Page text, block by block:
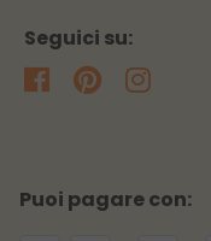
Seguici su:
Puoi pagare con: